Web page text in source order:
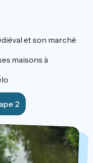
et son marché
maisons à
2